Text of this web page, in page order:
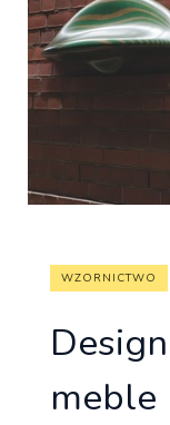
WZORNICTWO
meble